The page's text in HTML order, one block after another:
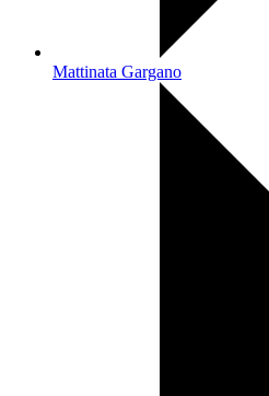
Mattinata Gargano